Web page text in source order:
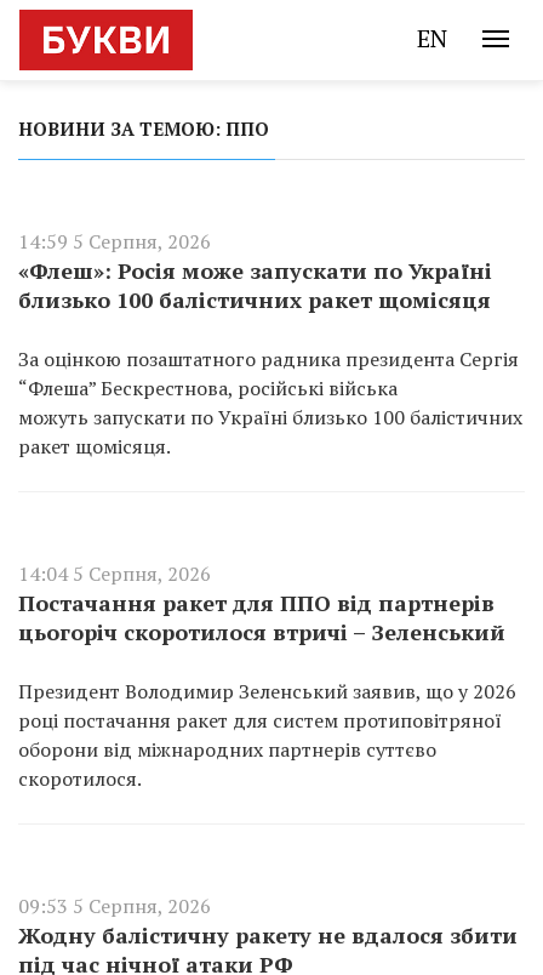
EN
НОВИНИ ЗА ТЕМОЮ: ППО
14:59 5 Серпня, 2026
«Флеш»: Росія може запускати по Україні
близько 100 балістичних ракет щомісяця
За оцінкою позаштатного радника президента Сергія
“Флеша” Бескрестнова, російські війська
можуть запускати по Україні близько 100 балістичних
ракет щомісяця.
14:04 5 Серпня, 2026
Постачання ракет для ППО від партнерів
цьогоріч скоротилося втричі – Зеленський
Президент Володимир Зеленський заявив, що у 2026
році постачання ракет для систем протиповітряної
оборони від міжнародних партнерів суттєво
скоротилося.
09:53 5 Серпня, 2026
Жодну балістичну ракету не вдалося збити
під час нічної атаки РФ